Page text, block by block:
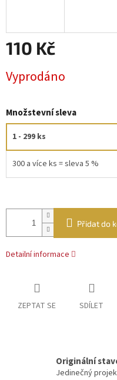
110 Kč
cena:
Vyprodáno
Množstevní sleva
1 - 299 ks
300 a více ks = sleva 5 %
Přidat do
Detailní informace
ZEPTAT SE SDÍLET
Originální
Jedinečný